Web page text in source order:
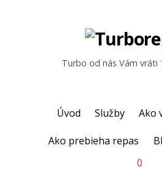
Turbo od nás Vám vráti
Úvod Služby Ako
Ako prebieha repas
0